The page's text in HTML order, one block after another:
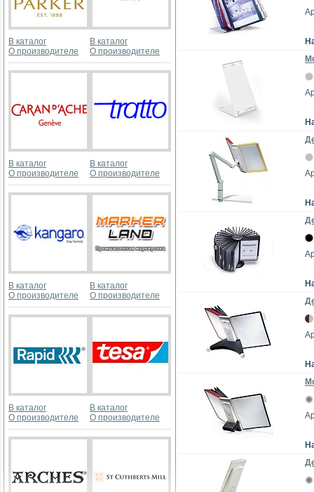
В каталог
О производителе
В каталог
О производителе
В каталог
О производителе
В каталог
О производителе
В каталог
О производителе
В каталог
О производителе
В каталог
О производителе
В каталог
О производителе